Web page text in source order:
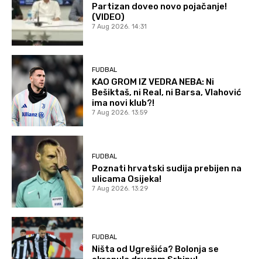
Partizan doveo novo pojačanje!
(VIDEO)
7 Aug 2026. 14:31
FUDBAL
KAO GROM IZ VEDRA NEBA: Ni
Bešiktaš, ni Real, ni Barsa, Vlahović
ima novi klub?!
7 Aug 2026. 13:59
FUDBAL
Poznati hrvatski sudija prebijen na
ulicama Osijeka!
7 Aug 2026. 13:29
FUDBAL
Ništa od Ugrešića? Bolonja se